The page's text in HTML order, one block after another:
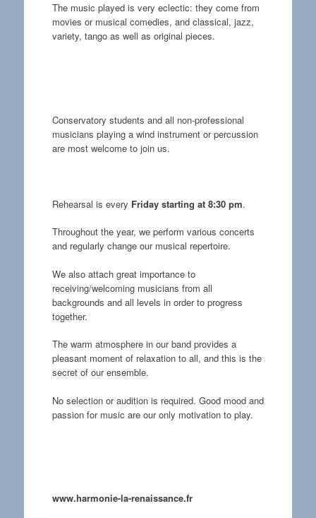
The music played is very eclectic: they come from
movies or musical comedies, and classical, jazz,
variety, tango as well as original pieces.
Conservatory students and all non-professional
musicians playing a wind instrument or percussion
are most welcome to join us.
Rehearsal is every Friday starting at 8:30 pm.
Throughout the year, we perform various concerts
and regularly change our musical repertoire.
We also attach great importance to
receiving/welcoming musicians from all
backgrounds and all levels in order to progress
together.
The warm atmosphere in our band provides a
pleasant moment of relaxation to all, and this is the
secret of our ensemble.
No selection or audition is required. Good mood and
passion for music are our only motivation to play.
www.harmonie-la-renaissance.fr